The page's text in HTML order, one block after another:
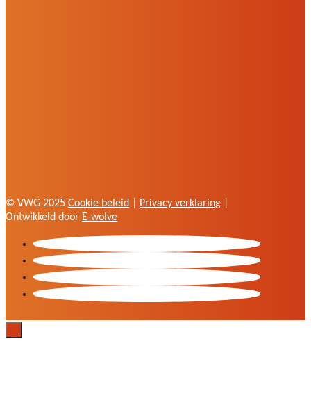
© VWG 2025 Cookie beleid Privacy verklaring
Ontwikkeld door E-wolve